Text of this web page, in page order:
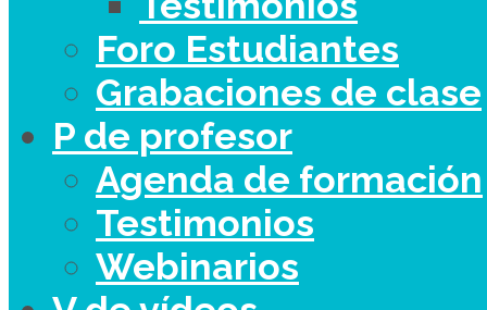
Foro Estudiantes
Grabaciones de clase
P de profesor
Agenda de formación
Testimonios
Webinarios